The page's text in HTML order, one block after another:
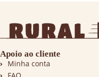
Apoio ao cliente
Minha conta
FAQ